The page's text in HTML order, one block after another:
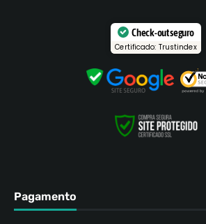
Check-out seguro
Certificado: Trustindex
Pagamento